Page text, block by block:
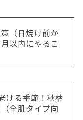
（日焼け前か
以内にやるこ
ける季節！秋枯
全肌タイプ向